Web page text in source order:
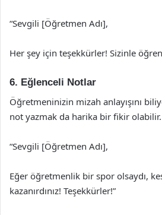
“Sevgili [Öğretmen Adı],
Her şey için teşekkürler! Sizinle
6. Eğlenceli Notlar
Öğretmeninizin mizah anlayışını
not yazmak da harika bir fikir
“Sevgili [Öğretmen Adı],
Eğer öğretmenlik bir spor olsaydı,
kazanırdınız! Teşekkürler!”